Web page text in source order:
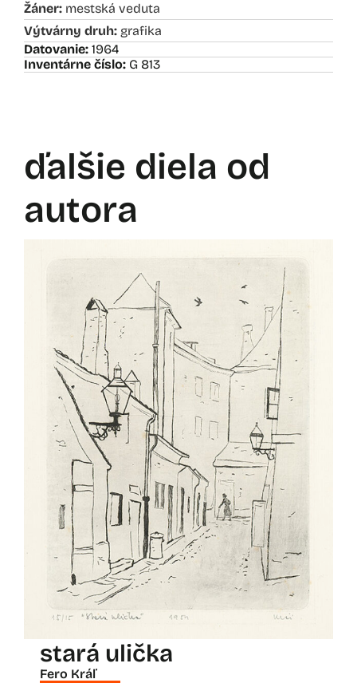
Žáner: mestská veduta
Výtvárny druh: grafika
Datovanie: 1964
Inventárne číslo: G 813
ďalšie diela od
autora
stará ulička
Fero Kráľ